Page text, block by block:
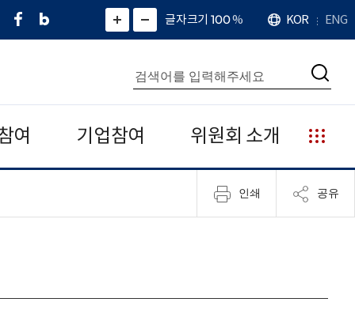
페
네
그
)
화
면
면
소
확
대
치
글자크기 100%
언
어
KOR ENG
통
합
검
색
검
여 기업참여 위원회 소개
누
리
집
안
인쇄 공유